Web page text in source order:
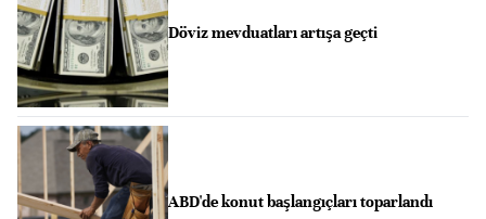
Döviz mevduatları artışa geçti
ABD'de konut başlangıçları toparlandı